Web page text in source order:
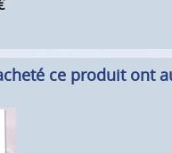
ce produit ont